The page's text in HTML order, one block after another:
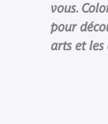
vous.
pour
arts et les